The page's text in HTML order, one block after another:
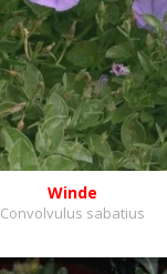
Winde
Convolvulus sabatius